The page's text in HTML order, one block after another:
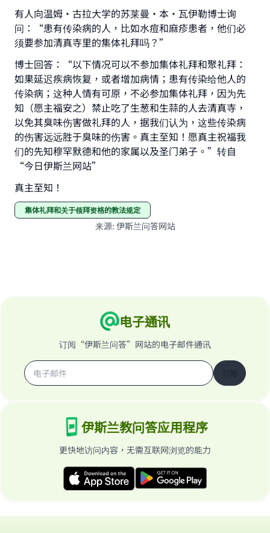
有人向温姆·古拉大学的苏莱曼·本·瓦伊勒博士询
问：“患有传染病的人，比如水痘和麻疹患者，他们必
须要参加清真寺里的集体礼拜吗？”
博士回答：“以下情况可以不参加集体礼拜和聚礼拜：
如果延迟疾病恢复，或者增加病情；患有传染给他人的
传染病；这种人情有可原，不必参加集体礼拜，因为先
知（愿主福安之）禁止吃了生葱和生蒜的人去清真寺，
以免其臭味伤害做礼拜的人，据我们认为，这些传染病
的伤害远远胜于臭味的伤害。真主至知！愿真主祝福我
们的先知穆罕默德和他的家属以及圣门弟子。”转自
“今日伊斯兰网站”
真主至知！
集体礼拜和关于领拜资格的教法规定
来源: 伊斯兰问答网站
电子通讯
订阅“伊斯兰问答”网站的电子邮件通讯
伊斯兰教问答应用程序
更快地访问内容，无需互联网浏览的能力